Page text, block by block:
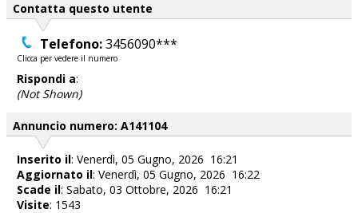
Contatta questo utente
Telefono:3456090***
Clicca per vedere il numero
Rispondi a:
(Not Shown)
Annuncio numero: A141104
Inserito il: Venerdì, 05 Gugno, 2026 16:21
Aggiornato il: Venerdì, 05 Gugno, 2026 16:22
Scade il: Sabato, 03 Ottobre, 2026 16:21
Visite: 1543